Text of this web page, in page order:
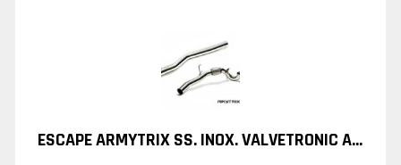
ESCAPE ARMYTRIX SS. INOX. VALVETRONIC AUDI S3 2.0 TURBO SEDAN